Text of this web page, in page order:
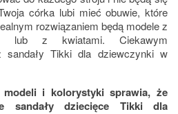
córka lubi mieć obuwie, które
rozwiązaniem będą modele z
lub z kwiatami. Ciekawym
sandały Tikki dla dziewczynki w
modeli i kolorystyki sprawia, że
sandały dziecięce Tikki dla